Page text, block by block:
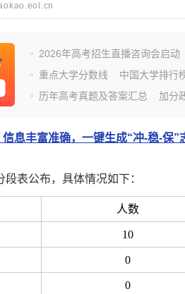
2026年高考招生直播咨询会启动
重点大学分数线
中国大学排行
历年高考真题及答案汇总
加分
息丰富准确，一键生成“冲-稳-保”
表公布，具体情况如下：
人数
10
0
0